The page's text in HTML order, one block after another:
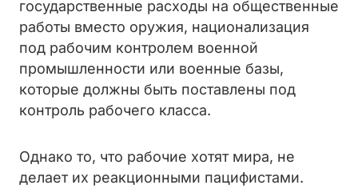
государственные расходы на общественные
работы вместо оружия, национализация
под рабочим контролем военной
промышленности или военные базы,
которые должны быть поставлены под
контроль рабочего класса.
Однако то, что рабочие хотят мира, не
делает их реакционными пацифистами.